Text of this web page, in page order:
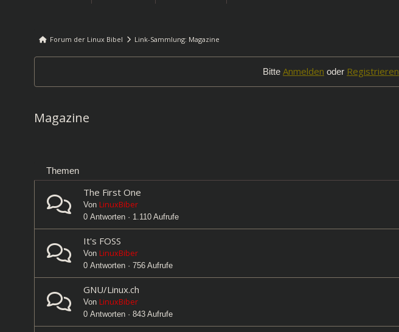
Forum-
Du
hier:
Forum der Linux Bibel Link-Sammlung: Magazine
Bitte Anmelden oder Registrieren
Magazine
Themen
The First One
Von LinuxBiber
0 Antworten · 1.110 Aufrufe
It's FOSS
Von LinuxBiber
0 Antworten · 756 Aufrufe
GNU/Linux.ch
Von LinuxBiber
0 Antworten · 843 Aufrufe